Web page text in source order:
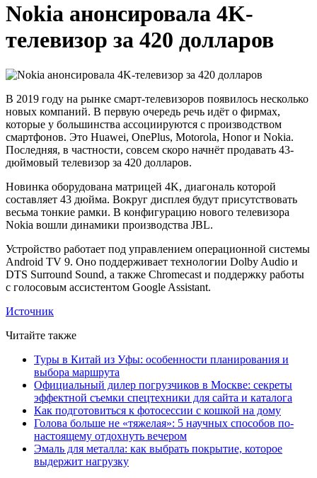
Nokia анонсировала 4K-
телевизор за 420 долларов
В 2019 году на рынке смарт-телевизоров появилось несколько
новых компаний. В первую очередь речь идёт о фирмах,
которые у большинства ассоциируются с производством
смартфонов. Это Huawei, OnePlus, Motorola, Honor и Nokia.
Последняя, в частности, совсем скоро начнёт продавать 43-
дюймовый телевизор за 420 долларов.
Новинка оборудована матрицей 4K, диагональ которой
составляет 43 дюйма. Вокруг дисплея будут присутствовать
весьма тонкие рамки. В конфигурацию нового телевизора
Nokia вошли динамики производства JBL.
Устройство работает под управлением операционной системы
Android TV 9. Оно поддерживает технологии Dolby Audio и
DTS Surround Sound, а также Chromecast и поддержку работы
с голосовым ассистентом Google Assistant.
Источник
Читайте также
Туры в Китай из Уфы: особенности планирования и
выбора маршрута
Официальный дилер погрузчиков в Москве: секреты
эффектной съемки спецтехники для сайта и каталога
Как подготовиться к фотосессии с кошкой на дому
Голова больше не «тяжелая»: 5 научных способов по-
настоящему отдохнуть вечером
Эмаль для металла: как выбрать покрытие, которое
выдержит нагрузку